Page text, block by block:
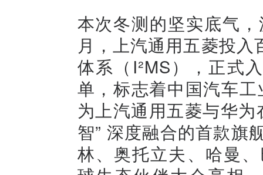
本次冬测的坚实底气
月，上汽通用五菱投
体系（I²MS），正式
单，标志着中国汽车工
为上汽通用五菱与华
智” 深度融合的首款旗
林、奥托立夫、哈曼